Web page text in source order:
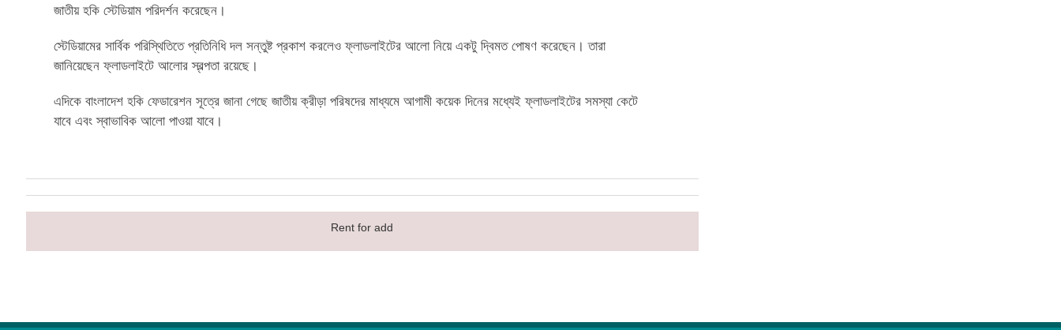
জাতীয় হকি স্টেডিয়াম পরিদর্শন করেছেন।
স্টেডিয়ামের সার্বিক পরিস্থিতিতে প্রতিনিধি দল সন্তুষ্ট প্রকাশ করলেও ফ্লাডলাইটের আলো নিয়ে একটু দ্বিমত পোষণ করেছেন। তারা
জানিয়েছেন ফ্লাডলাইটে আলোর স্বল্পতা রয়েছে।
এদিকে বাংলাদেশ হকি ফেডারেশন সূত্রে জানা গেছে জাতীয় ক্রীড়া পরিষদের মাধ্যমে আগামী কয়েক দিনের মধ্যেই ফ্লাডলাইটের সমস্যা কেটে
যাবে এবং স্বাভাবিক আলো পাওয়া যাবে।
Rent for add